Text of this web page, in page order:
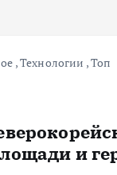
,Технологии ,Топ
и